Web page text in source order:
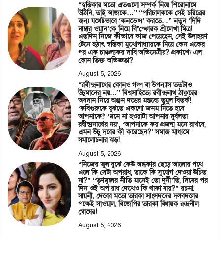
“স্বস্তিকার মতো এতগুলো সম্পর্ক নিয়ে শিরোনামে
উঠিনি, তাই আজকে…” “পরিচালককে সেই চরিত্রের
জন্য যথেষ্টভাবে ‘কনভেন্স’ করতে…” নতুন ‘দিদি
নাম্বার ওয়ান’কে নিয়ে বি*স্ফোরক শ্রীলেখা মিত্র!
এতদিন নিজে কীভাবে কাজ পেয়েছেন, সেই উদাহরণ
টেনে হঠাৎ স্বস্তিকা মুখোপাধ্যায়কে নিয়ে কেন একের
পর এক চাঞ্চল্যকর দাবি অভিনেত্রীর? প্রকাশ্যে এল
কোন তিক্ত অভিজ্ঞতা?
August 5, 2026
“রবীন্দ্রনাথের কোনও গল্প বা উপন্যাস ততটাও
উঁচুমানের নয়…” বিশ্বসাহিত্যে রবীন্দ্রনাথ ঠাকুরের
অবদান নিয়ে অঞ্জন দত্তের মন্তব্যে তুমুল বিতর্ক!
‘কবিগুরুকে বুঝতে একশো জনম নিতে হবে
আপনাকে!’ ‘মনে না হওয়াটা আপনার দুর্বলতা
রবীন্দ্রনাথের নয়’, ‘আপনাকে কয় প্রজন্ম মনে রাখবে,
এমন উঁচু দরের কী করেছেন?’ সমাজ মাধ্যমে
সমালোচনার ঝড়!
August 5, 2026
“নিজের ভুল বুঝে কেউ অন্ধকার ছেড়ে আলোর পথে
এলে কি সেটা অপরাধ, তাকে কি সুযোগ দেওয়া উচিত
না?” “তৃণমূলের নীতি মানেই তো দুর্নী’তি, দিনের পর
দিন ওই অপ’রাধ দেখেও কি থাকা যায়?” রচনা,
সায়নী, দেবের মতো তারকা সাংসদদের দলবদলের
পক্ষেই সাওয়াল, বিজেপির তারকা বিধায়ক রুদ্রনীল
ঘোষের!
August 5, 2026